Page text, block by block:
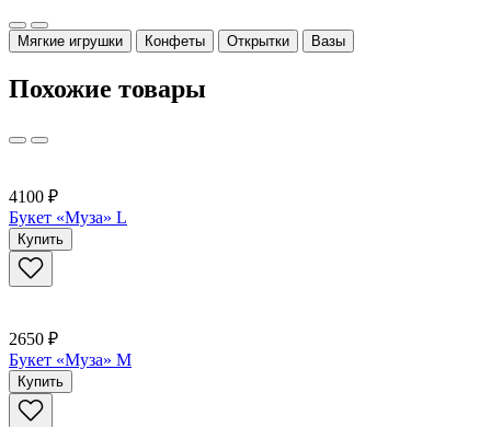
Мягкие игрушки Конфеты Открытки Вазы
Похожие товары
4100 ₽
Букет «Муза» L
Купить
2650 ₽
Букет «Муза» M
Купить